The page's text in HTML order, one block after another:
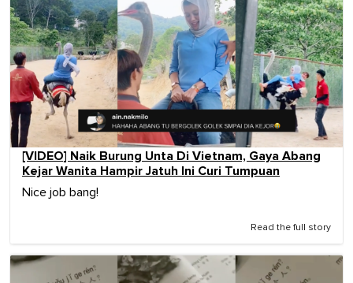
[VIDEO] Naik Burung Unta Di Vietnam, Gaya Abang
Kejar Wanita Hampir Jatuh Ini Curi Tumpuan
Nice job bang!
Read the full story